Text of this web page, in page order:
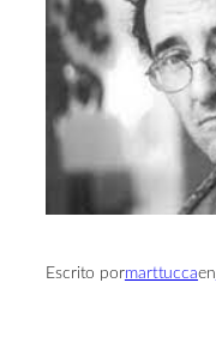
Escrito pormarttuccaen